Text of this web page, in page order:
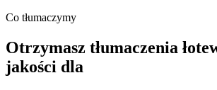
Co tłumaczymy
Otrzymasz tłumaczenia
jakości dla